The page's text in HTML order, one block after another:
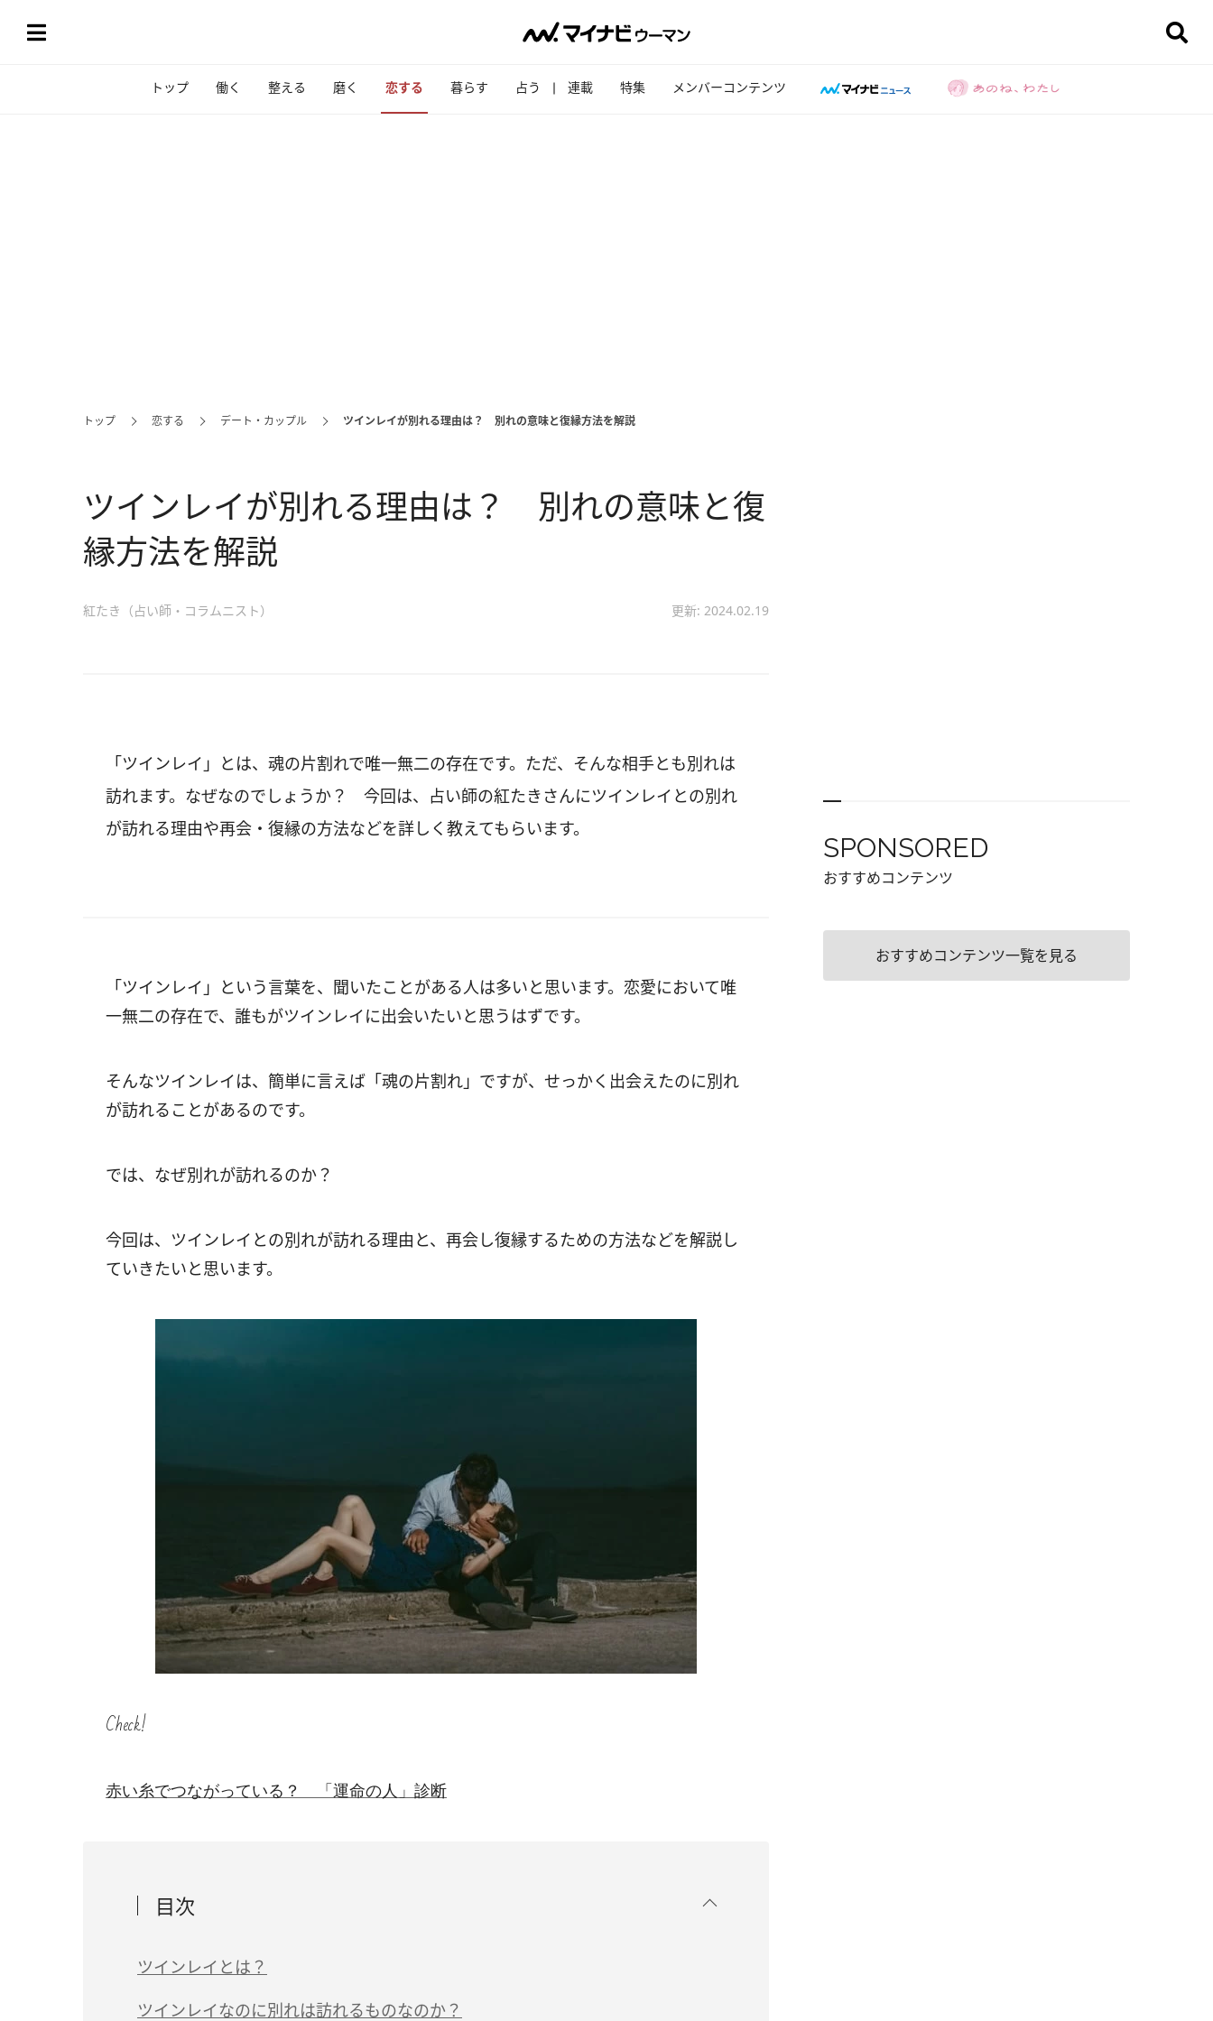
トップ 働く 整える 磨く 恋する 暮らす 占う 連載 特集 メンバーコンテンツ
トップ 恋する デート・カップル ツインレイが別れる理由は？ 別れの意味と復縁方法を解説
ツインレイが別れる理由は？ 別れの意味と復
縁方法を解説
紅たき（占い師・コラムニスト） 更新: 2024.02.19
「ツインレイ」とは、魂の片割れで唯一無二の存在です。ただ、そんな相手とも別れは
訪れます。なぜなのでしょうか？ 今回は、占い師の紅たきさんにツインレイとの別れ
が訪れる理由や再会・復縁の方法などを詳しく教えてもらいます。
「ツインレイ」という言葉を、聞いたことがある人は多いと思います。恋愛において唯
一無二の存在で、誰もがツインレイに出会いたいと思うはずです。
そんなツインレイは、簡単に言えば「魂の片割れ」ですが、せっかく出会えたのに別れ
が訪れることがあるのです。
では、なぜ別れが訪れるのか？
今回は、ツインレイとの別れが訪れる理由と、再会し復縁するための方法などを解説し
ていきたいと思います。
Check!
赤い糸でつながっている？ 「運命の人」診断
目次
ツインレイとは？
ツインレイなのに別れは訪れるものなのか？
SPONSORED
おすすめコンテンツ
おすすめコンテンツ一覧を見る